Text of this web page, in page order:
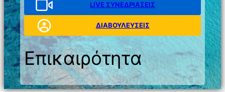
LIVE ΣΥΝΕΔΡΙΑΣΕΙΣ
ΔΙΑΒΟΥΛΕΥΣΕΙΣ
Επικαιρότητα